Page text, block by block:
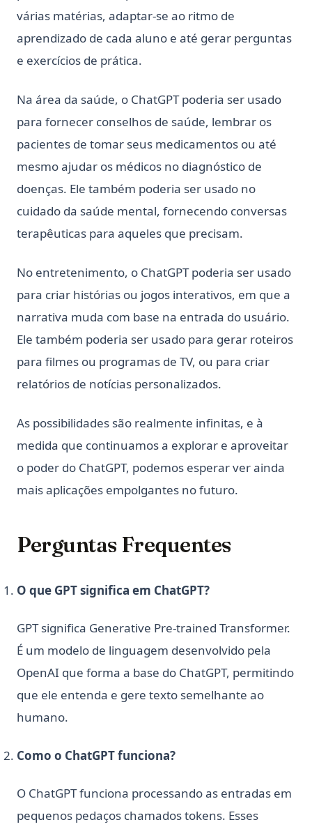
várias matérias, adaptar-se ao ritmo de
aprendizado de cada aluno e até gerar perguntas
e exercícios de prática.
Na área da saúde, o ChatGPT poderia ser usado
para fornecer conselhos de saúde, lembrar os
pacientes de tomar seus medicamentos ou até
mesmo ajudar os médicos no diagnóstico de
doenças. Ele também poderia ser usado no
cuidado da saúde mental, fornecendo conversas
terapêuticas para aqueles que precisam.
No entretenimento, o ChatGPT poderia ser usado
para criar histórias ou jogos interativos, em que a
narrativa muda com base na entrada do usuário.
Ele também poderia ser usado para gerar roteiros
para filmes ou programas de TV, ou para criar
relatórios de notícias personalizados.
As possibilidades são realmente infinitas, e à
medida que continuamos a explorar e aproveitar
o poder do ChatGPT, podemos esperar ver ainda
mais aplicações empolgantes no futuro.
Perguntas Frequentes
O que GPT significa em ChatGPT?
GPT significa Generative Pre-trained Transformer.
É um modelo de linguagem desenvolvido pela
OpenAI que forma a base do ChatGPT, permitindo
que ele entenda e gere texto semelhante ao
humano.
Como o ChatGPT funciona?
O ChatGPT funciona processando as entradas em
pequenos pedaços chamados tokens. Esses